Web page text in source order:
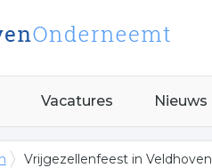
Vacatures Nieuws
Vrijgezellenfeest in Veldhoven